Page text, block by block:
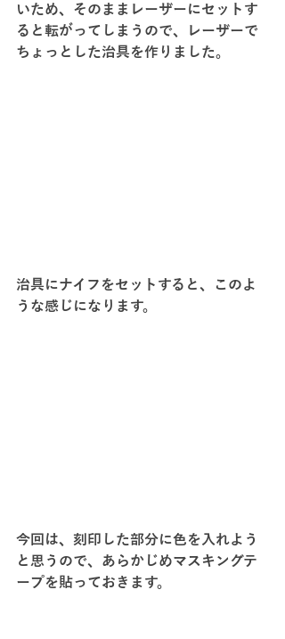
いため、そのままレーザーにセットす
ると転がってしまうので、レーザーで
ちょっとした治具を作りました。
治具にナイフをセットすると、このよ
うな感じになります。
今回は、刻印した部分に色を入れよう
と思うので、あらかじめマスキングテ
ープを貼っておきます。